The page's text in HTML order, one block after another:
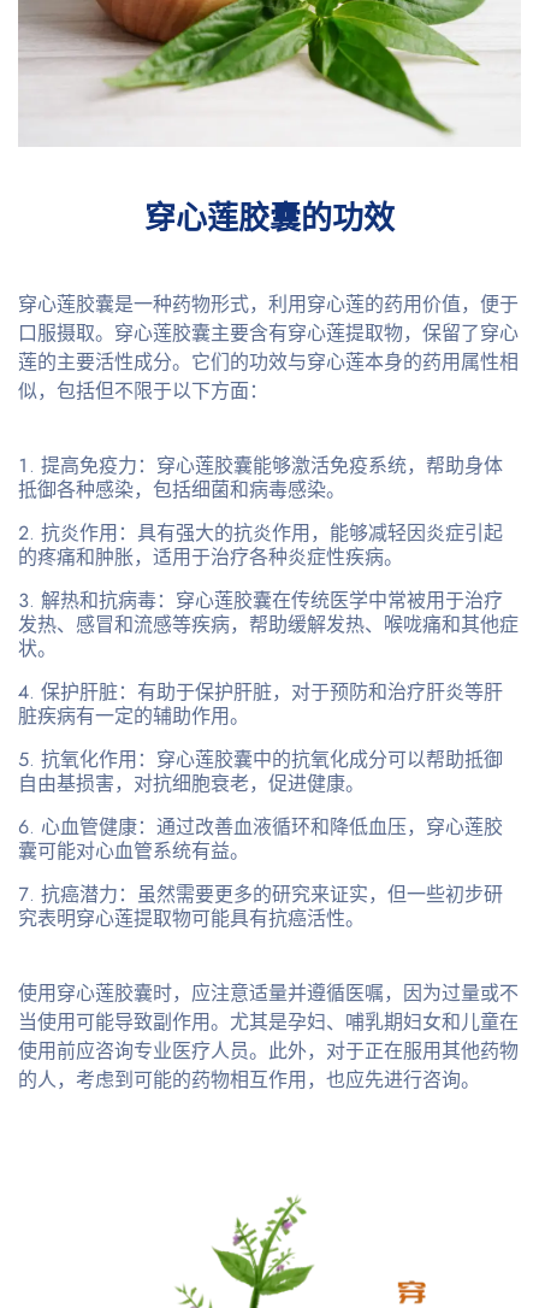
穿心莲胶囊的功效
穿心莲胶囊是一种药物形式，利用穿心莲的药用价值，便于
口服摄取。穿心莲胶囊主要含有穿心莲提取物，保留了穿心
莲的主要活性成分。它们的功效与穿心莲本身的药用属性相
似，包括但不限于以下方面：
提高免疫力：穿心莲胶囊能够激活免疫系统，帮助身体
抵御各种感染，包括细菌和病毒感染。
抗炎作用：具有强大的抗炎作用，能够减轻因炎症引起
的疼痛和肿胀，适用于治疗各种炎症性疾病。
解热和抗病毒：穿心莲胶囊在传统医学中常被用于治疗
发热、感冒和流感等疾病，帮助缓解发热、喉咙痛和其他症
状。
保护肝脏：有助于保护肝脏，对于预防和治疗肝炎等肝
脏疾病有一定的辅助作用。
抗氧化作用：穿心莲胶囊中的抗氧化成分可以帮助抵御
自由基损害，对抗细胞衰老，促进健康。
心血管健康：通过改善血液循环和降低血压，穿心莲胶
囊可能对心血管系统有益。
抗癌潜力：虽然需要更多的研究来证实，但一些初步研
究表明穿心莲提取物可能具有抗癌活性。
使用穿心莲胶囊时，应注意适量并遵循医嘱，因为过量或不
当使用可能导致副作用。尤其是孕妇、哺乳期妇女和儿童在
使用前应咨询专业医疗人员。此外，对于正在服用其他药物
的人，考虑到可能的药物相互作用，也应先进行咨询。